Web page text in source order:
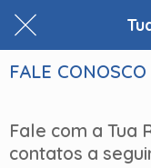
FALE CONOSCO
Fale com a Tua
contatos a